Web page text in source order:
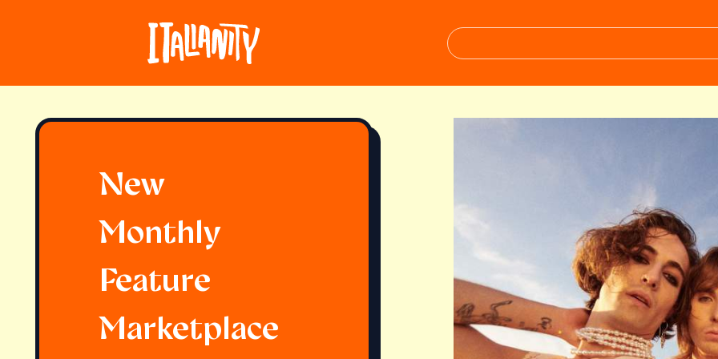
New
Monthly
Feature
Marketplace